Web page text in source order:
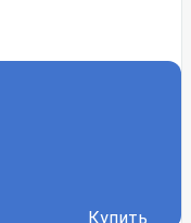
Купить